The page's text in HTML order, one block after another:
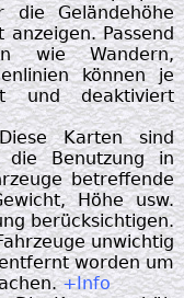
die Geländehöhe
Passend
wie Wandern,
können je
und deaktiviert
Diese Karten sind
die Benutzung in
betreffende
Höhe usw.
berücksichtigen.
unwichtig
worden um
+Info